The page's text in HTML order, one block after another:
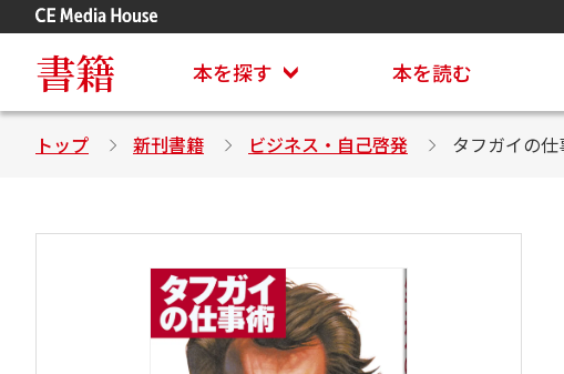
書籍 本を探す 本を読む
トップ 新刊書籍 ビジネス・自己啓発 タフガイの仕